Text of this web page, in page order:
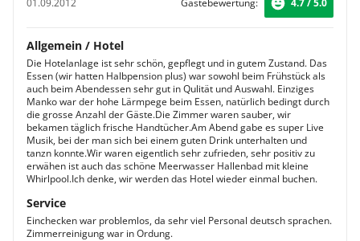
01.09.2012
Gästebewertung: 4.7 / 5.0
Allgemein / Hotel
Die Hotelanlage ist sehr schön, gepflegt und in gutem Zustand. Das
Essen (wir hatten Halbpension plus) war sowohl beim Frühstück als
auch beim Abendessen sehr gut in Qulität und Auswahl. Einziges
Manko war der hohe Lärmpege beim Essen, natürlich bedingt durch
die grosse Anzahl der Gäste.Die Zimmer waren sauber, wir
bekamen täglich frische Handtücher.Am Abend gabe es super Live
Musik, bei der man sich bei einem guten Drink unterhalten und
tanzn konnte.Wir waren eigentlich sehr zufrieden, sehr positiv zu
erwähen ist auch das schöne Meerwasser Hallenbad mit kleine
Whirlpool.Ich denke, wir werden das Hotel wieder einmal buchen.
Service
Einchecken war problemlos, da sehr viel Personal deutsch sprachen.
Zimmerreinigung war in Ordung.